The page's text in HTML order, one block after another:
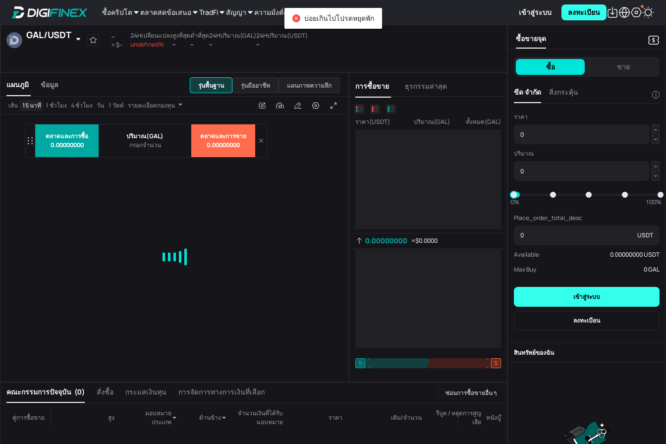
ซื้อคริปโต ตลาดสดข้อเสนอ TradFi สัญญา ความมั่งคั่ง สอบถาม เข้าสู่ระบบ ลงทะเบียน
ตลาดและการซื้อ
0.00000000
ปริมาณ(GAL)
ตลาดและการขาย
0.00000000
GAL/USDT --
≈$--
24Hเปลี่ยนแปลง
undefined%
สูงที่สุด
--
ต่ำที่สุด
--
24Hปริมาณ(GAL)
--
24Hปริมาณ(USDT)
--
เสียงร้องสูงสุดเมนบอร์ด USDT
คู่การซื้อขาย ปริมาณธุรกรรม
แผนภูมิ ข้อมูล รุ่นพื้นฐาน รุ่นมืออาชีพ แผนภาพความลึก
เส้น 15 นาที 1 ชั่วโมง 4 ชั่วโมง วัน 1 วัตต์ รายละเอียดกองทุน
การซื้อขาย ธุรกรรมล่าสุด
ราคา(USDT) ปริมาณ(GAL) ทั้งหมด(GAL)
0.00000000 ≈$0.0000
B
-
-
S
-
-
คณะกรรมการปัจจุบัน (0) สั่งซื้อ กระแสเงินทุน การจัดการทางการเงินที่เลือก ซ่อนการซื้อขายอื่น ๆ
คู่การซื้อขาย สูง
มอบหมาย
ประเภท
ด้านข้าง
จำนวนเงินที่ได้รับ
มอบหมาย
ราคา เติม/จำนวน
รีบูต / หยุดการสูญ
เสีย
หนังบู๊
ซื้อขายจุด
ซื้อ ขาย
ขีด จำกัด สิ่งกระตุ้น !
ราคา
ปริมาณ
0%
100%
Place_order_total_desc
USDT
Available 0.00000000USDT
Max Buy
0GAL
เข้าสู่ระบบ
ลงทะเบียน
สินทรัพย์ของฉัน
บ่อยเกินไปโปรดหยุดพัก